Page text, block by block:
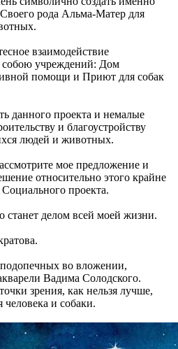
рода Альма-Матер для
взаимодействие
учреждений: Дом
помощи и Приют для собак
данного проекта и немалые
и благоустройству
людей и животных.
мое предложение и
относительно этого крайне
проекта.
делом всей моей жизни.
во вложении,
Вадима Солодского.
зрения, как нельзя лучше,
и собаки.